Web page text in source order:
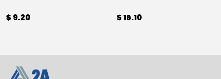
$ 9.20 $ 16.10